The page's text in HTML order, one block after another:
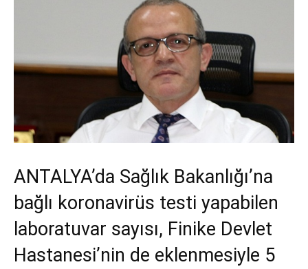
ANTALYA’da Sağlık Bakanlığı’na
bağlı koronavirüs testi yapabilen
laboratuvar sayısı, Finike Devlet
Hastanesi’nin de eklenmesiyle 5